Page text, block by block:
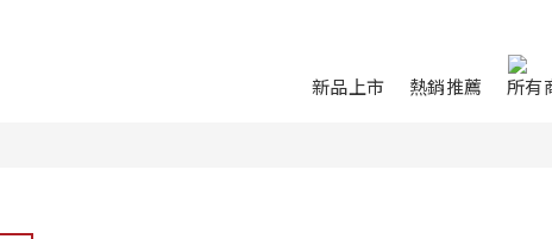
新品上市 熱銷推薦 所有